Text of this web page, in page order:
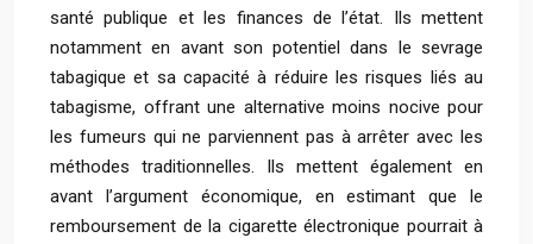
santé publique et les finances de l’état. Ils mettent
notamment en avant son potentiel dans le sevrage
tabagique et sa capacité à réduire les risques liés au
tabagisme, offrant une alternative moins nocive pour
les fumeurs qui ne parviennent pas à arrêter avec les
méthodes traditionnelles. Ils mettent également en
avant l’argument économique, en estimant que le
remboursement de la cigarette électronique pourrait à